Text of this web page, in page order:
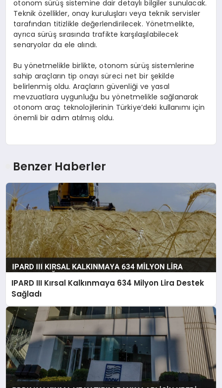
otonom sürüş sistemine dair detaylı bilgiler sunulacak.
Teknik özellikler, onay kuruluşları veya teknik servisler
tarafından titizlikle değerlendirilecek. Yönetmelikte,
ayrıca sürüş sırasında trafikte karşılaşılabilecek
senaryolar da ele alındı.
Bu yönetmelikle birlikte, otonom sürüş sistemlerine
sahip araçların tip onayı süreci net bir şekilde
belirlenmiş oldu. Araçların güvenliği ve yasal
mevzuatlara uygunluğu bu yönetmelikle sağlanarak
otonom araç teknolojilerinin Türkiye’deki kullanımı için
önemli bir adım atılmış oldu.
Benzer Haberler
IPARD III Kırsal Kalkınmaya 634 Milyon Lira Destek
Sağladı